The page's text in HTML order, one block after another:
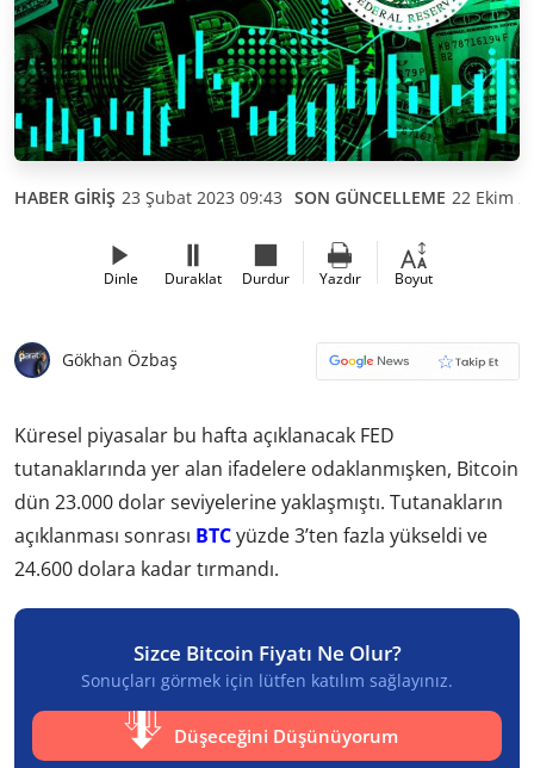
HABER GİRİŞ 23 Şubat 2023 09:43 SON GÜNCELLEME 22 Ekim
Dinle Duraklat Durdur Yazdır Boyut
Gökhan Özbaş
Küresel piyasalar bu hafta açıklanacak FED
tutanaklarında yer alan ifadelere odaklanmışken, Bitcoin
dün 23.000 dolar seviyelerine yaklaşmıştı. Tutanakların
açıklanması sonrası BTCyüzde 3’ten fazla yükseldi ve
24.600 dolara kadar tırmandı.
Sizce Bitcoin Fiyatı Ne Olur?
Sonuçları görmek için lütfen katılım sağlayınız.
Düşeceğini Düşünüyorum